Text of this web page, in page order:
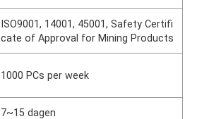
ISO9001, 14001, 45001, Safety Certifi
cate of Approval for Mining Products
1000 PCs per week
7~15 dagen